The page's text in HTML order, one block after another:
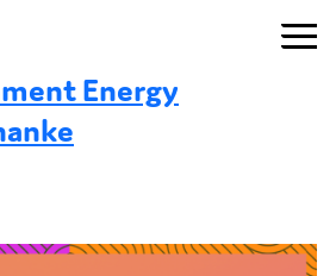
Valikko
Energy